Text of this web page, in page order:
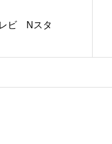
ビ Nスタ